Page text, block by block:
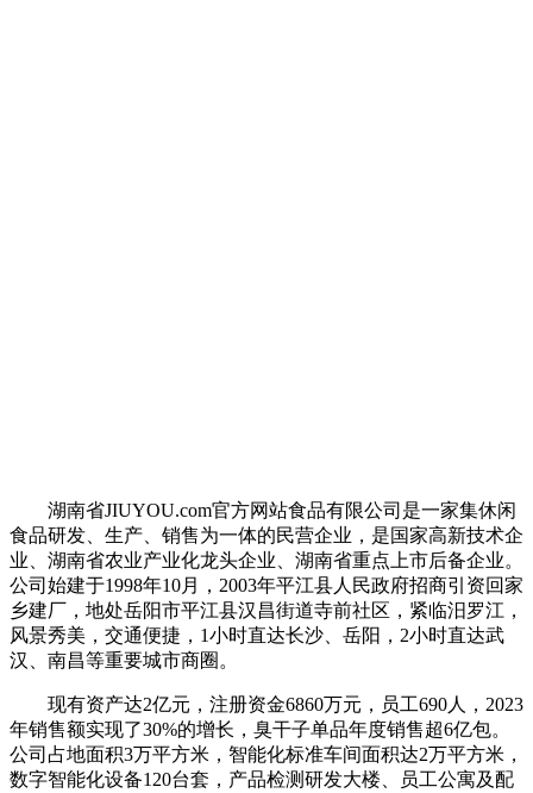
湖南省JIUYOU.com官方网站食品有限公司是一家集休闲
食品研发、生产、销售为一体的民营企业，是国家高新技术企
业、湖南省农业产业化龙头企业、湖南省重点上市后备企业。
公司始建于1998年10月，2003年平江县人民政府招商引资回家
乡建厂，地处岳阳市平江县汉昌街道寺前社区，紧临汨罗江，
风景秀美，交通便捷，1小时直达长沙、岳阳，2小时直达武
汉、南昌等重要城市商圈。
现有资产达2亿元，注册资金6860万元，员工690人，2023
年销售额实现了30%的增长，臭干子单品年度销售超6亿包。
公司占地面积3万平方米，智能化标准车间面积达2万平方米，
数字智能化设备120台套，产品检测研发大楼、员工公寓及配